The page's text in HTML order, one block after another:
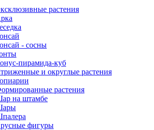
растения
- сосны
пирамида-куб
и округлые растения
растения
на штамбе
фигуры